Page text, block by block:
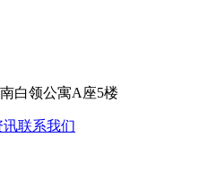
白领公寓A座5楼
讯联系我们